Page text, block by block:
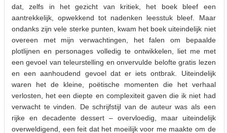
dat, zelfs in het gezicht van kritiek, het boek bleef een
aantrekkelijk, opwekkend tot nadenken leesstuk bleef. Maar
ondanks zijn vele sterke punten, kwam het boek uiteindelijk niet
overeen met mijn verwachtingen, het falen om bepaalde
plotlijnen en personages volledig te ontwikkelen, liet me met
een gevoel van teleurstelling en onvervulde belofte gratis lezen
en een aanhoudend gevoel dat er iets ontbrak. Uiteindelijk
waren het de kleine, poëtische momenten die het verhaal
verlosten, het een diepte en complexiteit gaven die ik niet had
verwacht te vinden. De schrijfstijl van de auteur was als een
rijke en decadente dessert – overvloedig, maar uiteindelijk
overweldigend, een feit dat het moeilijk voor me maakte om de